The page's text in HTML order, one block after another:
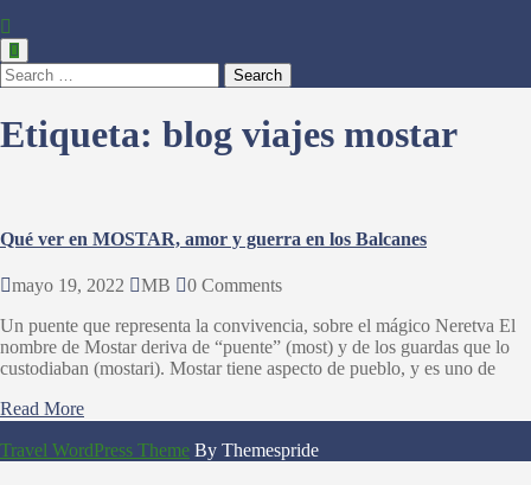
Search
Etiqueta: blog viajes mostar
Qué ver en MOSTAR, amor y guerra en los Balcanes
mayo 19, 2022 MB
0 Comments
Un puente que representa la convivencia, sobre el mágico Neretva El
nombre de Mostar deriva de “puente” (most) y de los guardas que lo
custodiaban (mostari). Mostar tiene aspecto de pueblo, y es uno de
Read More
Travel WordPress Theme By Themespride